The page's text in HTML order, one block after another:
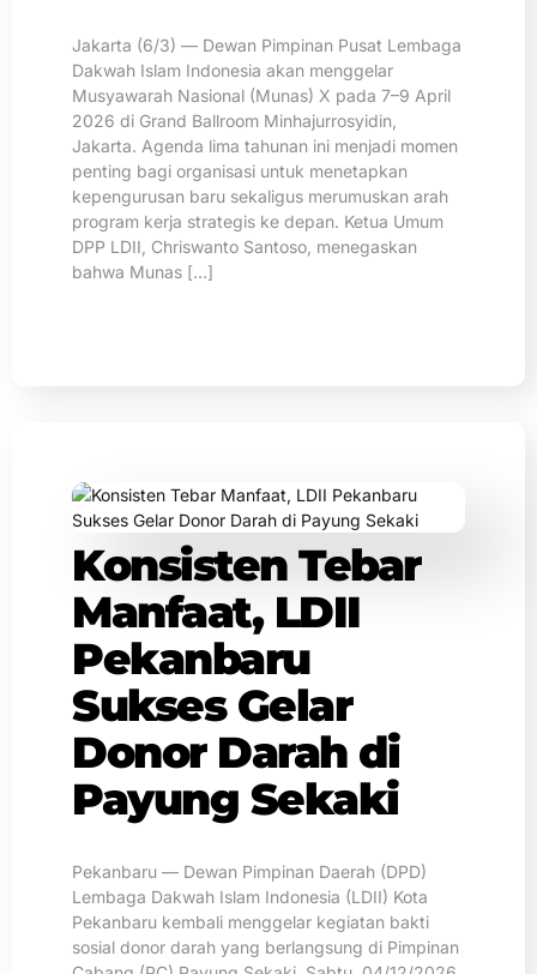
Jakarta (6/3) — Dewan Pimpinan Pusat Lembaga
Dakwah Islam Indonesia akan menggelar
Musyawarah Nasional (Munas) X pada 7–9 April
2026 di Grand Ballroom Minhajurrosyidin,
Jakarta. Agenda lima tahunan ini menjadi momen
penting bagi organisasi untuk menetapkan
kepengurusan baru sekaligus merumuskan arah
program kerja strategis ke depan. Ketua Umum
DPP LDII, Chriswanto Santoso, menegaskan
bahwa Munas […]
Konsisten Tebar
Manfaat, LDII
Pekanbaru
Sukses Gelar
Donor Darah di
Payung Sekaki
Pekanbaru — Dewan Pimpinan Daerah (DPD)
Lembaga Dakwah Islam Indonesia (LDII) Kota
Pekanbaru kembali menggelar kegiatan bakti
sosial donor darah yang berlangsung di Pimpinan